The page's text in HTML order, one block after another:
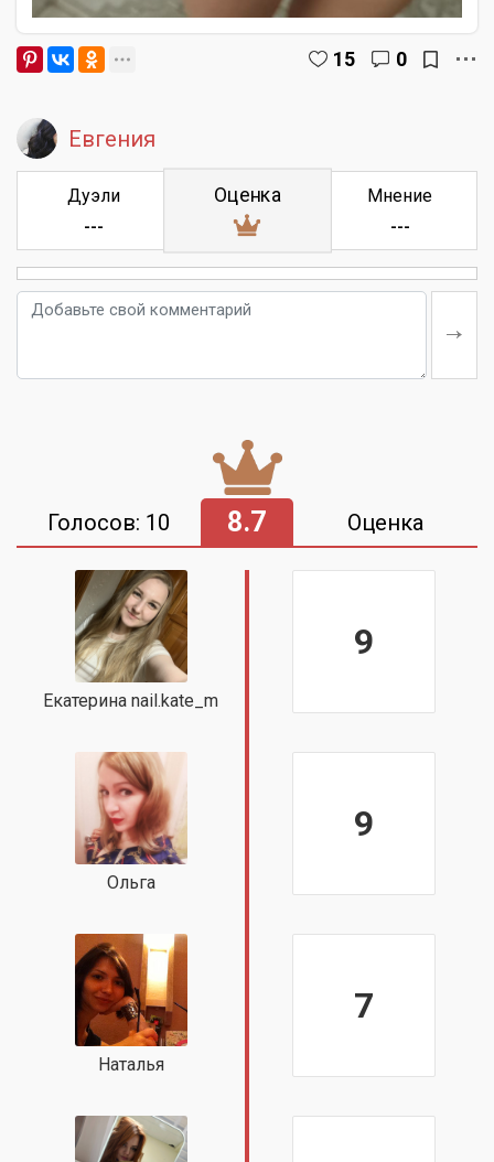
15 0
Евгения
Дуэли
---
Оценка Мнение
---
Голосов: 10 8.7 Оценка
Екатерина nail.kate_m
9
Ольга
9
Наталья
7